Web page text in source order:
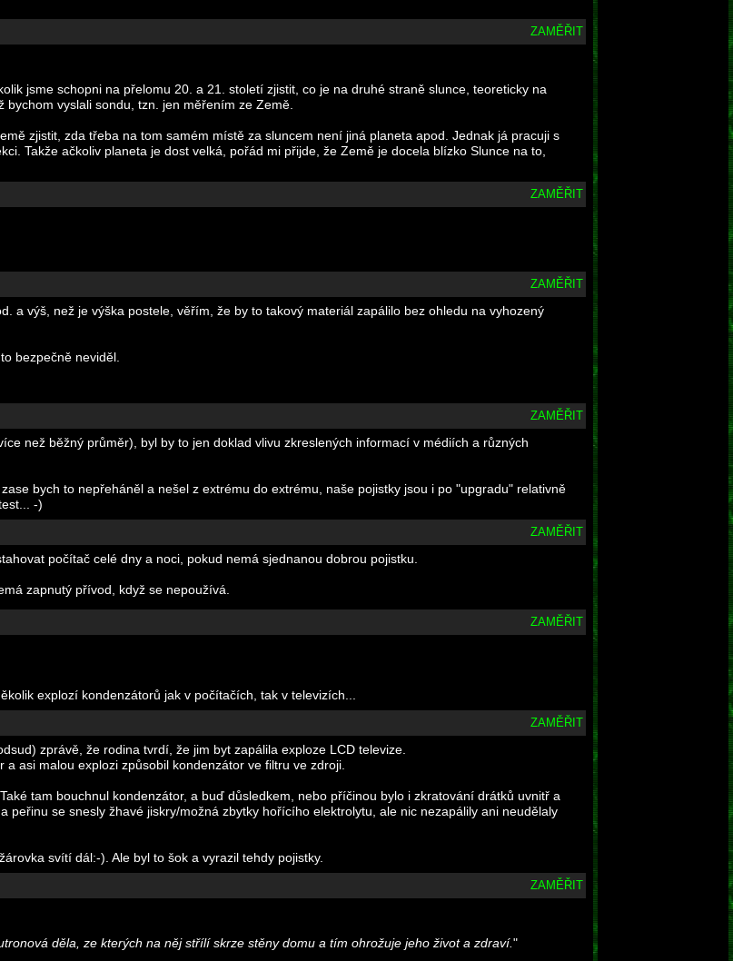
ZAMĚŘIT
jsme schopni na přelomu 20. a 21. století zjistit, co je na druhé straně slunce, teoreticky na
vyslali sondu, tzn. jen měřením ze Země.
zjistit, zda třeba na tom samém místě za sluncem není jiná planeta apod. Jednak já pracuji s
Takže ačkoliv planeta je dost velká, pořád mi přijde, že Země je docela blízko Slunce na to,
ZAMĚŘIT
ZAMĚŘIT
a výš, než je výška postele, věřím, že by to takový materiál zapálilo bez ohledu na vyhozený
bezpečně neviděl.
ZAMĚŘIT
než běžný průměr), byl by to jen doklad vlivu zkreslených informací v médiích a různých
bych to nepřeháněl a nešel z extrému do extrému, naše pojistky jsou i po "upgradu" relativně
-)
ZAMĚŘIT
počítač celé dny a noci, pokud nemá sjednanou dobrou pojistku.
zapnutý přívod, když se nepoužívá.
ZAMĚŘIT
explozí kondenzátorů jak v počítačích, tak v televizích...
ZAMĚŘIT
zprávě, že rodina tvrdí, že jim byt zapálila exploze LCD televize.
asi malou explozi způsobil kondenzátor ve filtru ve zdroji.
tam bouchnul kondenzátor, a buď důsledkem, nebo příčinou bylo i zkratování drátků uvnitř a
se snesly žhavé jiskry/možná zbytky hořícího elektrolytu, ale nic nezapálily ani neudělaly
svítí dál:-). Ale byl to šok a vyrazil tehdy pojistky.
ZAMĚŘIT
děla, ze kterých na něj střílí skrze stěny domu a tím ohrožuje jeho život a zdraví."